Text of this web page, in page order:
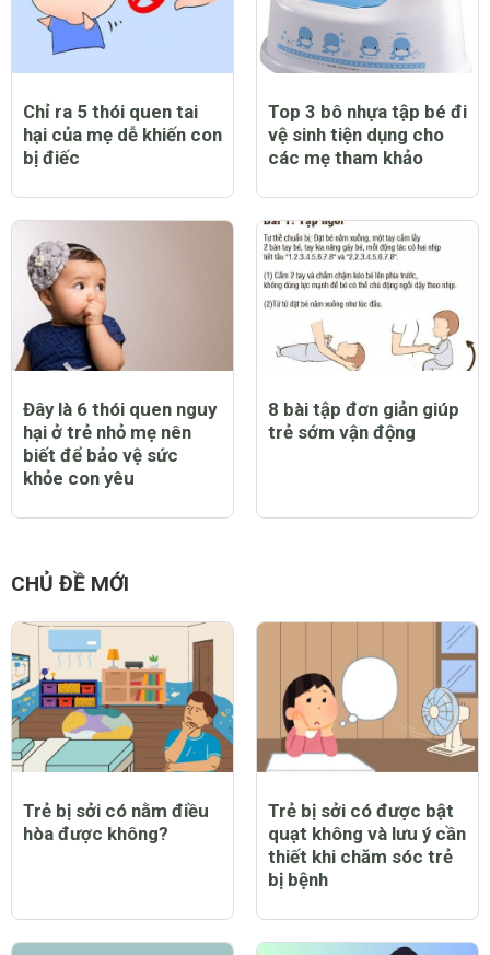
Chỉ ra 5 thói quen tai
hại của mẹ dễ khiến con
bị điếc
Top 3 bô nhựa tập bé đi
vệ sinh tiện dụng cho
các mẹ tham khảo
Đây là 6 thói quen nguy
hại ở trẻ nhỏ mẹ nên
biết để bảo vệ sức
khỏe con yêu
8 bài tập đơn giản giúp
trẻ sớm vận động
CHỦ ĐỀ MỚI
Trẻ bị sởi có nằm điều
hòa được không?
Trẻ bị sởi có được bật
quạt không và lưu ý cần
thiết khi chăm sóc trẻ
bị bệnh